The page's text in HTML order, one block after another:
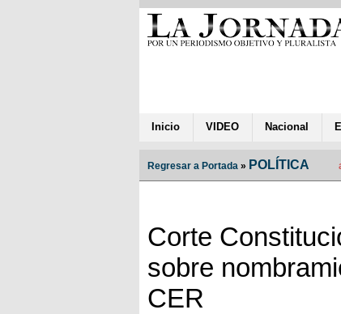
Inicio VIDEO Nacional
Regresar a Portada » POLÍTICA
Corte
sobre
CER